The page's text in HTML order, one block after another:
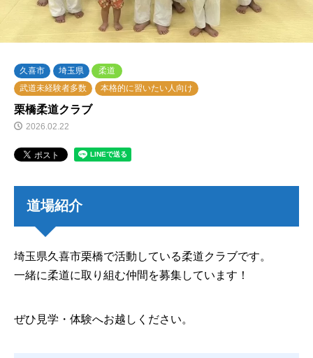
久喜市 埼玉県
柔道
武道未経験者多数
本格的に習いたい人向け
栗橋柔道クラブ
2026.02.22
道場紹介
埼玉県久喜市栗橋で活動している柔道クラブです。
一緒に柔道に取り組む仲間を募集しています！
ぜひ見学・体験へお越しください。